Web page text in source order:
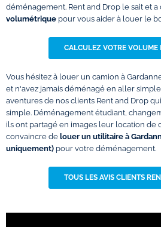
déménagement. Rent and Drop le sait et
volumétrique pour vous aider à louer le
CALCULEZ VOTRE VOLUME
Vous hésitez à louer un camion à
et n'avez jamais déménagé en aller
aventures de nos clients Rent and Drop
simple. Déménagement étudiant,
ils ont partagé en images leur location de
convaincre de louer un utilitaire à
uniquement) pour votre déménagement.
TOUS LES AVIS CLIENTS